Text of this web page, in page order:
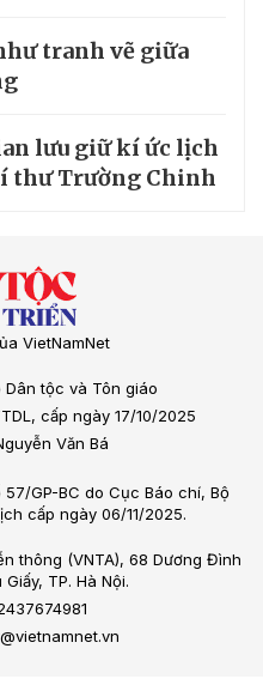
tranh vẽ giữa
lưu giữ kí ức lịch
thư Trường Chinh
VietNamNet
tộc và Tôn giáo
cấp ngày 17/10/2025
Văn Bá
GP-BC do Cục Báo chí, Bộ
cấp ngày 06/11/2025.
thông (VNTA), 68 Dương Đình
TP. Hà Nội.